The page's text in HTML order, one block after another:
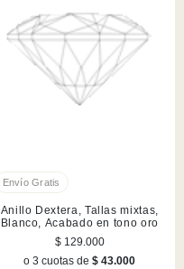
Anillo Dextera, Tallas mixtas,
Blanco, Acabado en tono oro
$ 129.000
o 3 cuotas de$ 43.000